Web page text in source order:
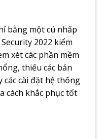
bằng một cú nhấp
2022 kiểm
xét các phần mềm
thiếu các bản
các cài đặt hệ thống
cách khắc phục tốt